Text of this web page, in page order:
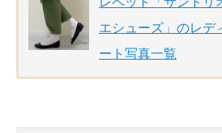
エシューズ」のレデ
ート写真一覧